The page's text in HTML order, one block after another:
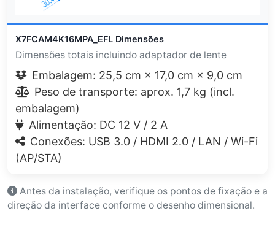
X7FCAM4K16MPA_EFL Dimensões
Dimensões totais incluindo adaptador de lente
Embalagem: 25,5 cm × 17,0 cm × 9,0 cm
Peso de transporte: aprox. 1,7 kg (incl.
embalagem)
Alimentação: DC 12 V / 2 A
Conexões: USB 3.0 / HDMI 2.0 / LAN / Wi-Fi
(AP/STA)
Antes da instalação, verifique os pontos de fixação e a
direção da interface conforme o desenho dimensional.